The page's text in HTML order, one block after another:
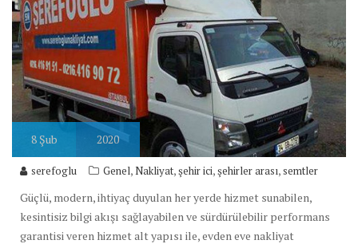
8 Şub 2020
serefoglu Genel,Nakliyat,şehir ici,şehirler arası,semtler
Güçlü, modern, ihtiyaç duyulan her yerde hizmet sunabilen,
kesintisiz bilgi akışı sağlayabilen ve sürdürülebilir performans
garantisi veren hizmet alt yapısı ile, evden eve nakliyat